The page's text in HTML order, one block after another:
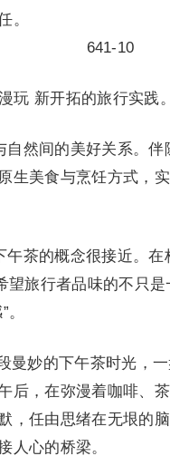
。
玩 新开拓的旅行实践。
自然间的美好关系。
生美食与烹饪方式，
午茶的概念很接近。
望旅行者品味的不只
曼妙的下午茶时光，
后，在弥漫着咖啡、
，任由思绪在无垠
人心的桥梁。